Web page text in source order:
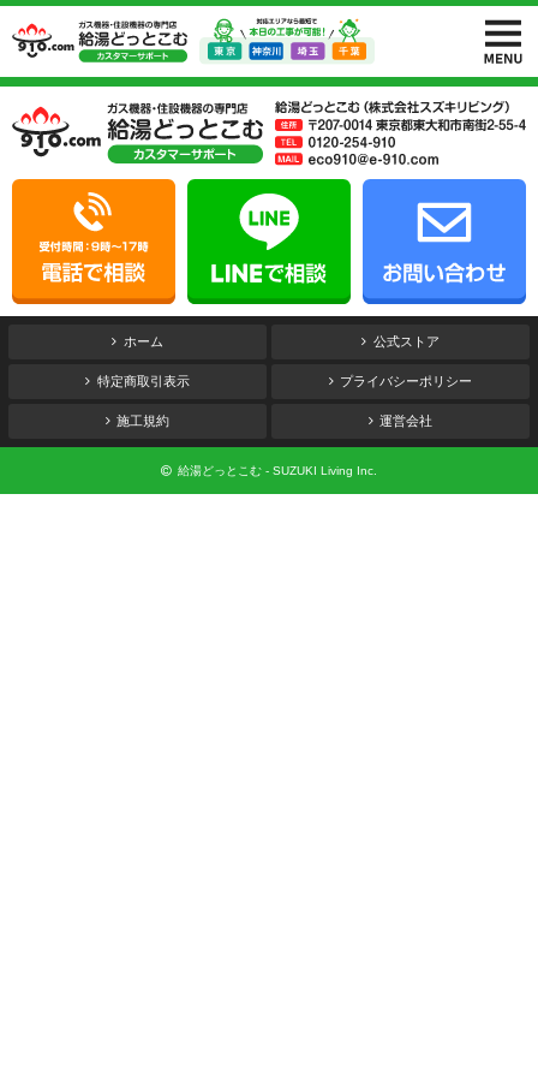
ホーム 公式ストア
特定商取引表示 プライバシーポリシー
施工規約 運営会社
給湯どっとこむ - SUZUKI Living Inc.